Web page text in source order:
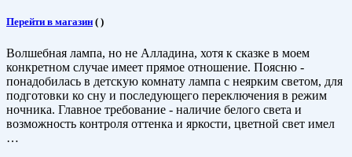
Перейти в магазин ( )
Волшебная лампа, но не Алладина, хотя к сказке в моем
конкретном случае имеет прямое отношение. Поясню -
понадобилась в детскую комнату лампа с неярким светом, для
подготовки ко сну и последующего переключения в режим
ночника. Главное требование - наличие белого света и
возможность контроля оттенка и яркости, цветной свет имел
…